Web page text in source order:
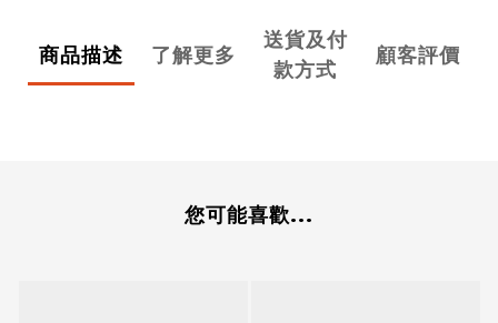
商品描述 了解更多
送貨及付
款方式
顧客評價
您可能喜歡...